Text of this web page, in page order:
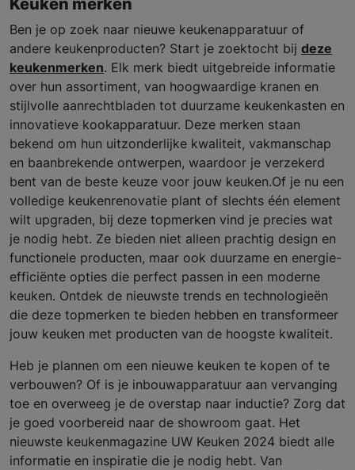
Keuken merken
Ben je op zoek naar nieuwe keukenapparatuur of
andere keukenproducten? Start je zoektocht bij deze
keukenmerken. Elk merk biedt uitgebreide informatie
over hun assortiment, van hoogwaardige kranen en
stijlvolle aanrechtbladen tot duurzame keukenkasten en
innovatieve kookapparatuur. Deze merken staan
bekend om hun uitzonderlijke kwaliteit, vakmanschap
en baanbrekende ontwerpen, waardoor je verzekerd
bent van de beste keuze voor jouw keuken.Of je nu een
volledige keukenrenovatie plant of slechts één element
wilt upgraden, bij deze topmerken vind je precies wat
je nodig hebt. Ze bieden niet alleen prachtig design en
functionele producten, maar ook duurzame en energie-
efficiënte opties die perfect passen in een moderne
keuken. Ontdek de nieuwste trends en technologieën
die deze topmerken te bieden hebben en transformeer
jouw keuken met producten van de hoogste kwaliteit.
Heb je plannen om een nieuwe keuken te kopen of te
verbouwen? Of is je inbouwapparatuur aan vervanging
toe en overweeg je de overstap naar inductie? Zorg dat
je goed voorbereid naar de showroom gaat. Het
nieuwste keukenmagazine UW Keuken 2024 biedt alle
informatie en inspiratie die je nodig hebt. Van